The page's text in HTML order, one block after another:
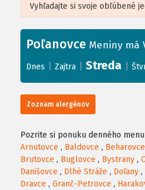
+
−
Leaflet| ©OpenStreetMap, Tiles
Poľanovce Meniny má
Dnes Zajtra Streda
Zoznam alergénov
Pozrite si ponuku denného
Arnutovce , Baldovce , Beharovce
Brutovce , Buglovce , Bystrany ,
Danišovce , Dlhé Stráže , Doľany ,
Dravce , Granč-Petrovce ,